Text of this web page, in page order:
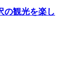
の観光を楽し